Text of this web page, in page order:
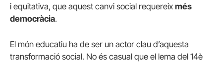
i equitativa, que aquest canvi social requereix més
democràcia.
El món educatiu ha de ser un actor clau d’aquesta
transformació social. No és casual que el lema del 14è